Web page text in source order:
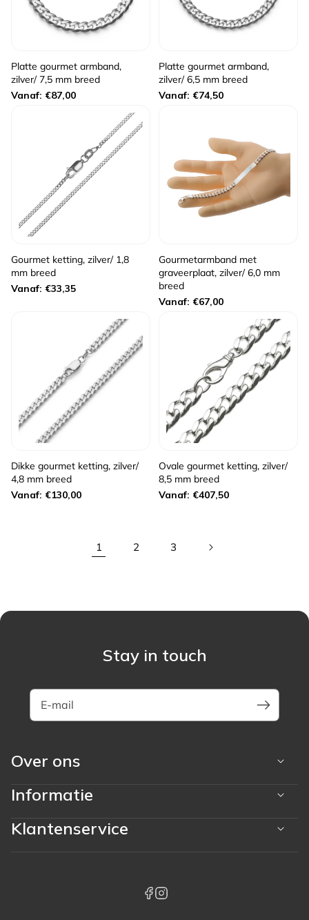
Platte gourmet armband,
zilver/ 7,5 mm breed
Normale
Vanaf: €87,00
Platte gourmet armband,
zilver/ 6,5 mm breed
Normale
Vanaf: €74,50
Gourmet ketting, zilver/ 1,8
mm breed
Normale
Vanaf: €33,35
Gourmetarmband met
graveerplaat, zilver/ 6,0 mm
breed
Normale
Vanaf: €67,00
Dikke gourmet ketting, zilver/
4,8 mm breed
Normale
Vanaf: €130,00
Ovale gourmet ketting, zilver/
8,5 mm breed
Normale
Vanaf: €407,50
1 2 3
Stay in touch
E-mail
Over ons
Informatie
Klantenservice
facebook
instagram
whatsapp